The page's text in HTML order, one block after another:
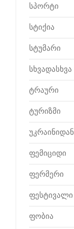
სპორტი
სტიქია
სტუმარი
სხვადასხვა
ტრაური
ტურიზმი
უკრაინიდან
ფემიციდი
ფერმერი
ფესტივალი
ფობია